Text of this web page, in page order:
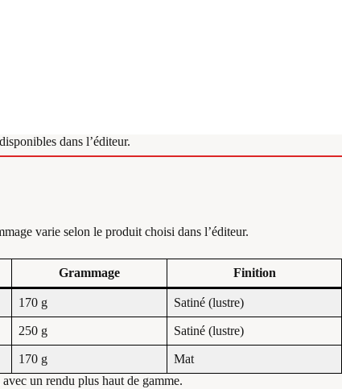
dans l’éditeur.
varie selon le produit choisi dans l’éditeur.
Grammage Finition
170 g Satiné (lustre)
250 g Satiné (lustre)
170 g
Mat
un rendu plus haut de gamme.